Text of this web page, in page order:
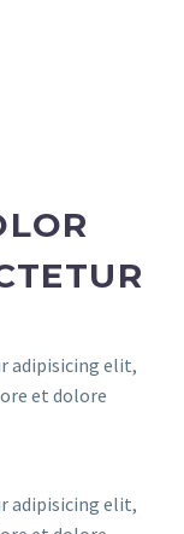
adipisicing elit,
et dolore
adipisicing elit,